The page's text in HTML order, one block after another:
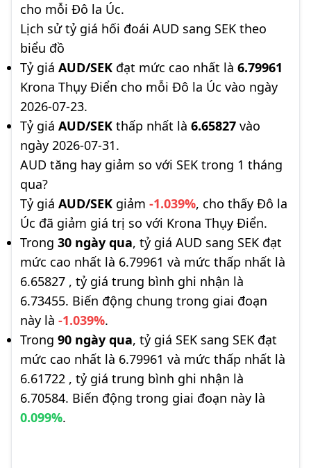
cho mỗi Đô la Úc.
Lịch sử tỷ giá hối đoái AUD sang SEK theo
biểu đồ
Tỷ giá AUD/SEK đạt mức cao nhất là 6.79961
Krona Thụy Điển cho mỗi Đô la Úc vào ngày
2026-07-23.
Tỷ giá AUD/SEK thấp nhất là 6.65827 vào
ngày 2026-07-31.
AUD tăng hay giảm so với SEK trong 1 tháng
qua?
Tỷ giá AUD/SEK giảm -1.039%, cho thấy Đô la
Úc đã giảm giá trị so với Krona Thụy Điển.
Trong 30 ngày qua, tỷ giá AUD sang SEK đạt
mức cao nhất là 6.79961 và mức thấp nhất là
6.65827 , tỷ giá trung bình ghi nhận là
6.73455. Biến động chung trong giai đoạn
này là -1.039%.
Trong 90 ngày qua, tỷ giá SEK sang SEK đạt
mức cao nhất là 6.79961 và mức thấp nhất là
6.61722 , tỷ giá trung bình ghi nhận là
6.70584. Biến động trong giai đoạn này là
0.099%.